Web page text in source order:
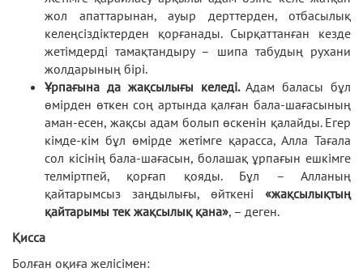
жол апаттарынан, ауыр дерттерден, отбасылық
келеңсіздіктерден қорғанады. Сырқаттанған кезде
жетімдерді тамақтандыру – шипа табудың рухани
жолдарының бірі.
Ұрпағына да жақсылығы келеді.Адам баласы бұл
өмірден өткен соң артында қалған бала-шағасының
аман-есен, жақсы адам болып өскенін қалайды. Егер
кімде-кім бұл өмірде жетімге қарасса, Алла Тағала
сол кісінің бала-шағасын, болашақ ұрпағын ешкімге
телміртпей, қорғап қояды. Бұл – Алланың
қайтарымсыз заңдылығы, өйткені «жақсылықтың
қайтарымы тек жақсылық қана», – деген.
Қисса
Болған оқиға желісімен: